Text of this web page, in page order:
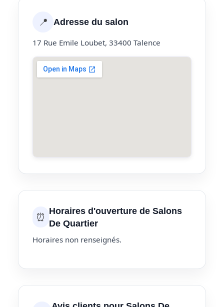
📍 Adresse du salon
17 Rue Emile Loubet, 33400 Talence
⏰ Horaires d'ouverture de Salons
De Quartier
Horaires non renseignés.